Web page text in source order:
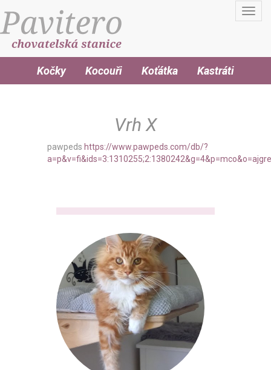
Kočky Kocouři Koťátka Kastráti
Vrh X
pawpeds https://www.pawpeds.com/db/?